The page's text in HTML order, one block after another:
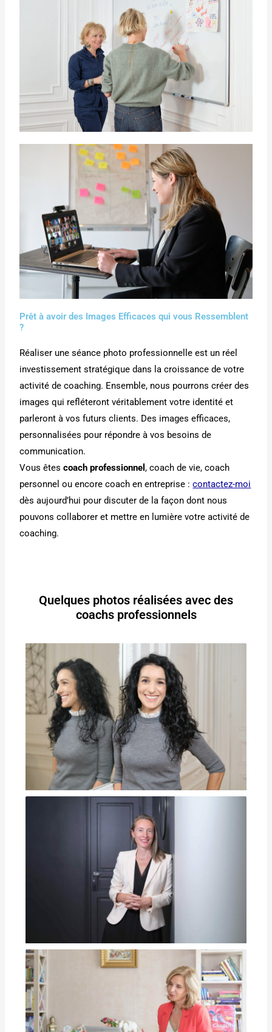
Prêt à avoir des Images Efficaces qui vous Ressemblent
?
Réaliser une séance photo professionnelle est un réel
investissement stratégique dans la croissance de votre
activité de coaching. Ensemble, nous pourrons créer des
images qui refléteront véritablement votre identité et
parleront à vos futurs clients. Des images efficaces,
personnalisées pour répondre à vos besoins de
communication.
Vous êtescoach professionnel, coach de vie, coach
personnel ou encore coach en entreprise :contactez-moi
dès aujourd’hui pour discuter de la façon dont nous
pouvons collaborer et mettre en lumière votre activité de
coaching.
Quelques photos réalisées avec des
coachs professionnels